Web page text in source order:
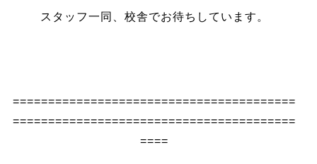
スタッフ一同、校舎でお待ちしています。
========================================
========================================
====